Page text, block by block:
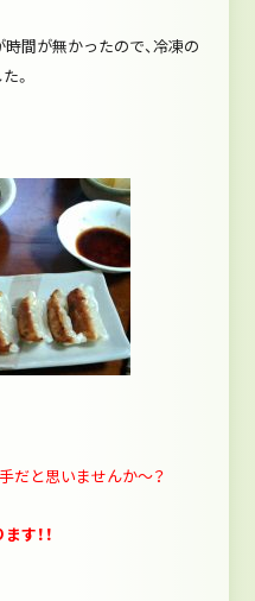
間が無かったので、冷凍の
。
だと思いませんか～？
す！！